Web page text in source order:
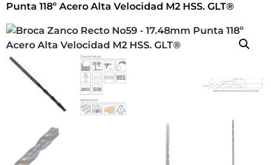
Punta 118º Acero Alta Velocidad M2 HSS. GLT®